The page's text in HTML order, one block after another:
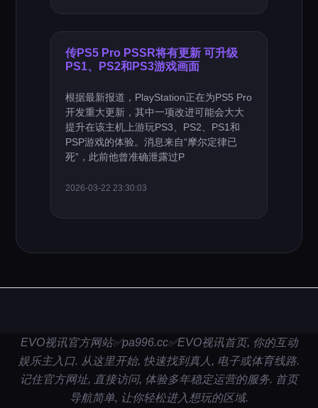
传PS5 Pro PSSR将有更新 可升级
PS1、PS2和PS3游戏画面
根据最新报道，PlayStation正在为PS5 Pro
开发重大更新，其中一项改进可能会大大
提升在该主机上游玩PS3、PS2、PS1和
PSP游戏的体验。消息来自“摩尔定律已
死”，此前他曾准确泄露过P
2026-03-22 23:30:03
EVO视讯官方网站✅pa996.cc✅EVO视讯首页, 你的互动
娱乐主入口. 从这里开始, 快速找到真人, 电子或体育线路.
记住官方网址, 直接访问, 体验多年稳定运营的服务. 首页
导航简单, 让你轻松进入想玩的区域.